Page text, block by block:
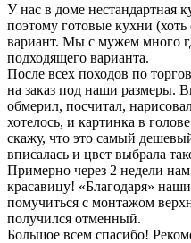
У нас в доме нестандартная
поэтому готовые кухни
вариант. Мы с мужем много
подходящего варианта.
После всех походов по
на заказ под наши размеры.
обмерил, посчитал,
хотелось, и картинка в
скажу, что это самый
вписалась и цвет выбрала
Примерно через 2 недели
красавицу! «Благодаря»
помучиться с монтажом
получился отменный.
Большое всем спасибо!